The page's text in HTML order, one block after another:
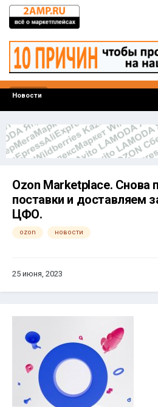
Новости
Ozon Marketplace. Снова
поставки и доставляем
ЦФО.
ozon новости
25 июня, 2023